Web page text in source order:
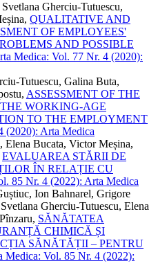
Gherciu-Tutuescu,
QUALITATIVE AND
OF EMPLOYEES'
AND POSSIBLE
Medica: Vol. 77 Nr. 4 (2020):
Tutuescu, Galina Buta,
ASSESSMENT OF THE
WORKING-AGE
TO THE EMPLOYMENT
(2020): Arta Medica
Elena Bucata, Victor Meșina,
EVALUAREA STĂRII DE
ÎN RELAȚIE CU
85 Nr. 4 (2022): Arta Medica
Ion Bahnarel, Grigore
Gherciu-Tutuescu, Elena
SĂNĂTATEA
CHIMICĂ ȘI
SĂNĂTĂȚII – PENTRU
Medica: Vol. 85 Nr. 4 (2022):